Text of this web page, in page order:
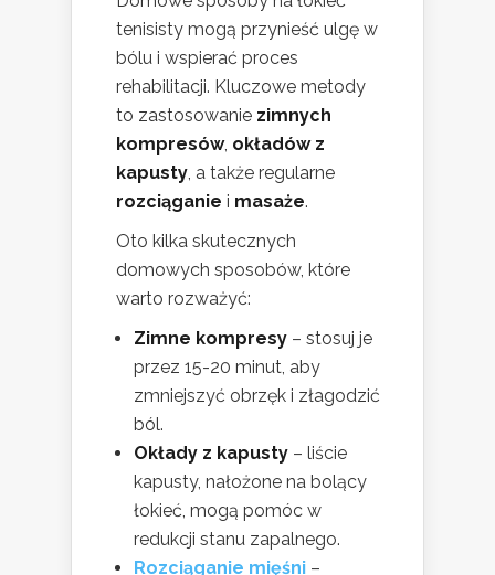
tenisisty mogą przynieść ulgę w
bólu i wspierać proces
rehabilitacji. Kluczowe metody
to zastosowanie zimnych
kompresów, okładów z
kapusty, a także regularne
rozciąganie i masaże.
Oto kilka skutecznych
domowych sposobów, które
warto rozważyć:
Zimne kompresy – stosuj je
przez 15-20 minut, aby
zmniejszyć obrzęk i złagodzić
ból.
Okłady z kapusty – liście
kapusty, nałożone na bolący
łokieć, mogą pomóc w
redukcji stanu zapalnego.
Rozciąganie mięśni –